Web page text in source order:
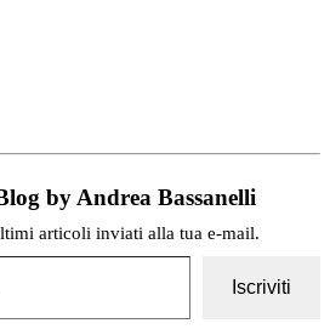
by Andrea Bassanelli
articoli inviati alla tua e-mail.
Iscriviti